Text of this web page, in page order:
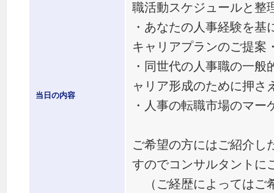
当日の内容
職活動スケジュールと整
・あなたの人事経験を
キャリアプランのご提案
・同世代の人事職の一
ャリア形成のために押さ
・人事の転職市場のマ
ご希望の方にはご紹介し
すのでコンサルタントに
（ご経歴によってはご